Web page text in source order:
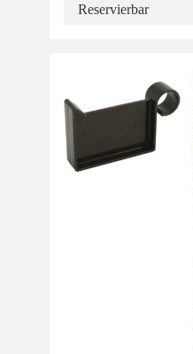
Reservierbar